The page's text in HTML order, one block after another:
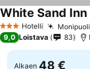
3 Tähtiluokitus
Hotelli
White Sand Inn
9,0 Loistava 83
Alkaen 48 €